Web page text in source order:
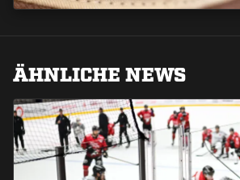
ÄHNLICHE NEWS